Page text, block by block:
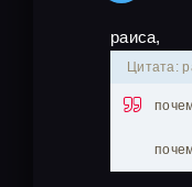
раиса,
Цитата: